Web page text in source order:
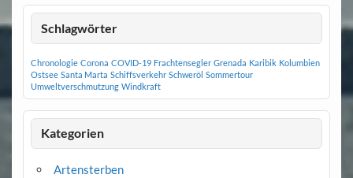
Schlagwörter
Chronologie Corona COVID-19 Frachtensegler Grenada Karibik Kolumbien
Ostsee Santa Marta Schiffsverkehr Schweröl Sommertour
Umweltverschmutzung Windkraft
Kategorien
Artensterben